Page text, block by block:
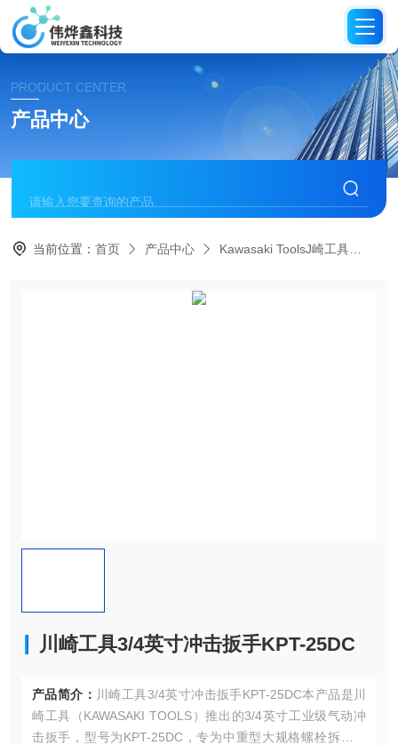
PRODUCT CENTER
产品中心
当前位置：首页 产品中心 Kawasaki ToolsJ崎工具
川崎工具3/4英寸冲击扳手KPT-25DC
产品简介：
川崎工具3/4英寸冲击扳手KPT-25DC本产品是川
崎工具（KAWASAKI TOOLS）推出的3/4英寸工业级气动冲
击扳手，型号为KPT-25DC，专为中重型大规格螺栓拆装设